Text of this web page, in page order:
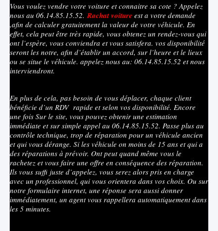
Vous voulez vendre votre voiture et connaitre sa cote ? Appelez
nous au 06.14.85.15.52. Rachatvoiture est a votre demande
,afin de calculer gratuitement la valeur de votre véhicule. En
effet, cela peut être très rapide, vous obtenez un rendez-vous qui
ont l’espère, vous conviendra et vous satisfera. vos disponibilité
seront les notre, afin d’établir un accord, sur l’heure et le lieux
ou se situe le véhicule. appelez nous au: 06.14.85.15.52 et nous
interviendront.
En plus de cela, pas besoin de vous déplacer, chaque client
bénéficie d’un RDV rapide et selon vos disponibilité. Encore
une fois Sur le site, vous pouvez obtenir une estimation
immédiate et sur simple appel au 06.14.85.15.52. Passe plus au
contrôle technique, trop de réparation pour un véhicule ancien
et qui vous dérange. Si les véhicule on moins de 15 ans et qui a
des réparations à prévoir. Ont peut quand même vous le
rachetez et vous faire une offre en conséquence des réparation.
Ils vous suffi juste d’appelez, vous serez alors pris en charge
avec un professionnel, qui vous orientera dans vos choix. Ou sur
notre formulaire internet, une réponse sera aussi donner
immédiatement, un agent vous rappellera automatiquement dans
les 5 minutes.